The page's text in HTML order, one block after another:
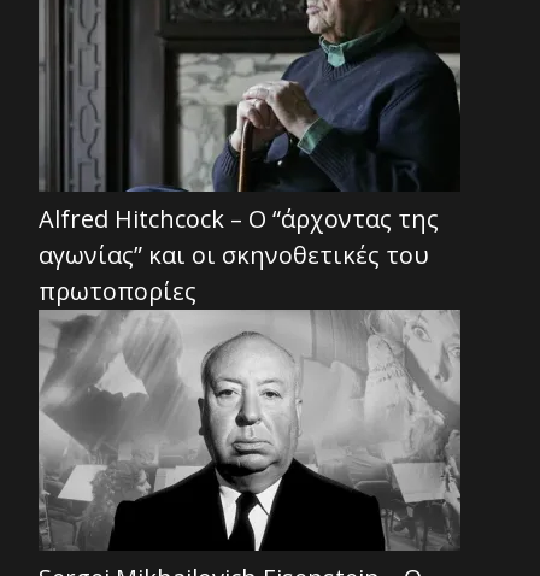
Alfred Hitchcock – Ο “άρχοντας της
αγωνίας” και οι σκηνοθετικές του
πρωτοπορίες